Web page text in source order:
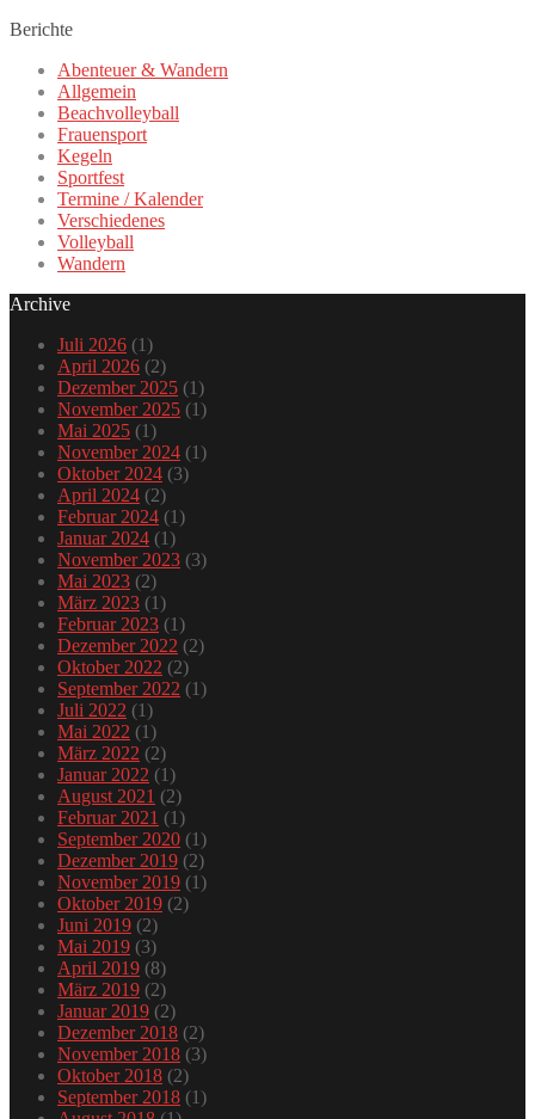
Berichte
Abenteuer & Wandern
Allgemein
Beachvolleyball
Frauensport
Kegeln
Sportfest
Termine / Kalender
Verschiedenes
Volleyball
Wandern
Archive
Juli 2026 (1)
April 2026 (2)
Dezember 2025 (1)
November 2025 (1)
Mai 2025 (1)
November 2024 (1)
Oktober 2024 (3)
April 2024 (2)
Februar 2024 (1)
Januar 2024 (1)
November 2023 (3)
Mai 2023 (2)
März 2023 (1)
Februar 2023 (1)
Dezember 2022 (2)
Oktober 2022 (2)
September 2022 (1)
Juli 2022 (1)
Mai 2022 (1)
März 2022 (2)
Januar 2022 (1)
August 2021 (2)
Februar 2021 (1)
September 2020 (1)
Dezember 2019 (2)
November 2019 (1)
Oktober 2019 (2)
Juni 2019 (2)
Mai 2019 (3)
April 2019 (8)
März 2019 (2)
Januar 2019 (2)
Dezember 2018 (2)
November 2018 (3)
Oktober 2018 (2)
September 2018 (1)